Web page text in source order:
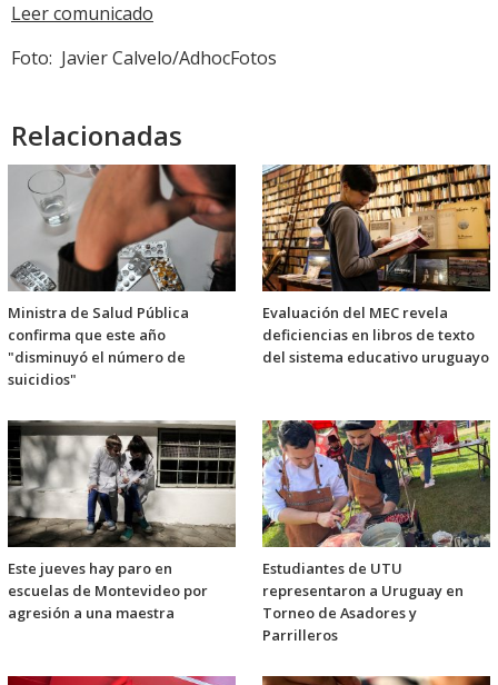
Leer comunicado
Foto: Javier Calvelo/AdhocFotos
Relacionadas
Ministra de Salud Pública
confirma que este año
"disminuyó el número de
suicidios"
Evaluación del MEC revela
deficiencias en libros de texto
del sistema educativo uruguayo
Este jueves hay paro en
escuelas de Montevideo por
agresión a una maestra
Estudiantes de UTU
representaron a Uruguay en
Torneo de Asadores y
Parrilleros